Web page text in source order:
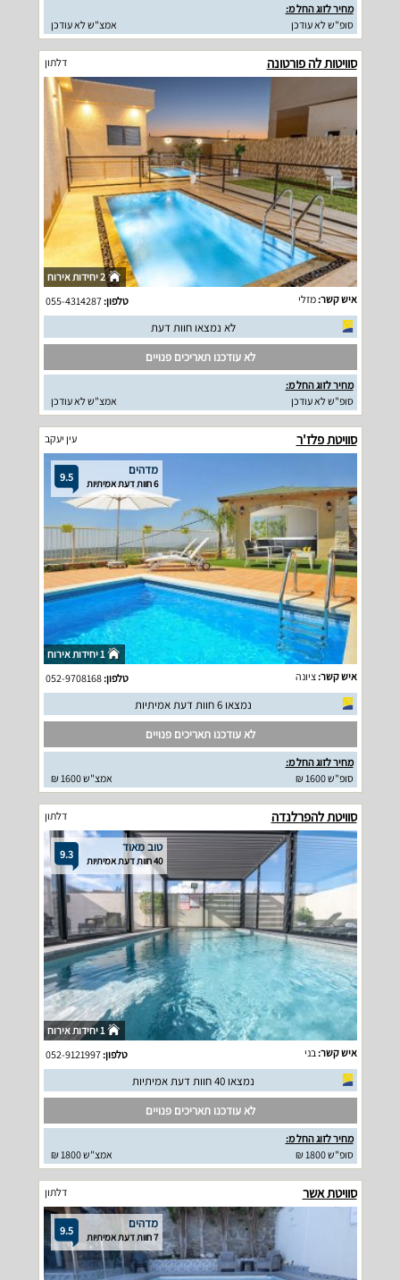
מחיר לזוג החל מ:
סופ"ש לא עודכן
אמצ"ש לא עודכן
סוויטות לה פורטונה דלתון
2 יחידות אירוח
איש קשר:מזלי טלפון:055-4314287
לא נמצאו חוות דעת
לא עודכנו תאריכים פנויים
מחיר לזוג החל מ:
סופ"ש לא עודכן
אמצ"ש לא עודכן
סוויטת פלז'ר עין יעקב
9.5 מדהים
6 חוות דעת אמיתיות
1 יחידות אירוח
איש קשר:ציונה טלפון:052-9708168
נמצאו 6 חוות דעת אמיתיות
לא עודכנו תאריכים פנויים
מחיר לזוג החל מ:
סופ"ש 1600 ₪
אמצ"ש 1600 ₪
סוויטת להפרלנדה דלתון
9.3 טוב מאוד
40 חוות דעת אמיתיות
1 יחידות אירוח
איש קשר:בני טלפון:052-9121997
נמצאו 40 חוות דעת אמיתיות
לא עודכנו תאריכים פנויים
מחיר לזוג החל מ:
סופ"ש 1800 ₪
אמצ"ש 1800 ₪
סוויטת אשר דלתון
9.5 מדהים
7 חוות דעת אמיתיות